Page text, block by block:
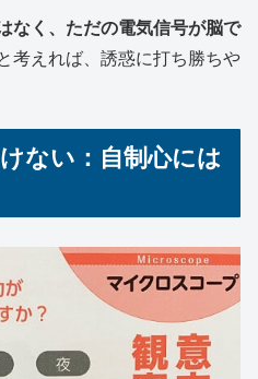
なく、ただの電気信号が脳で
考えれば、誘惑に打ち勝ちや
ない：自制心には